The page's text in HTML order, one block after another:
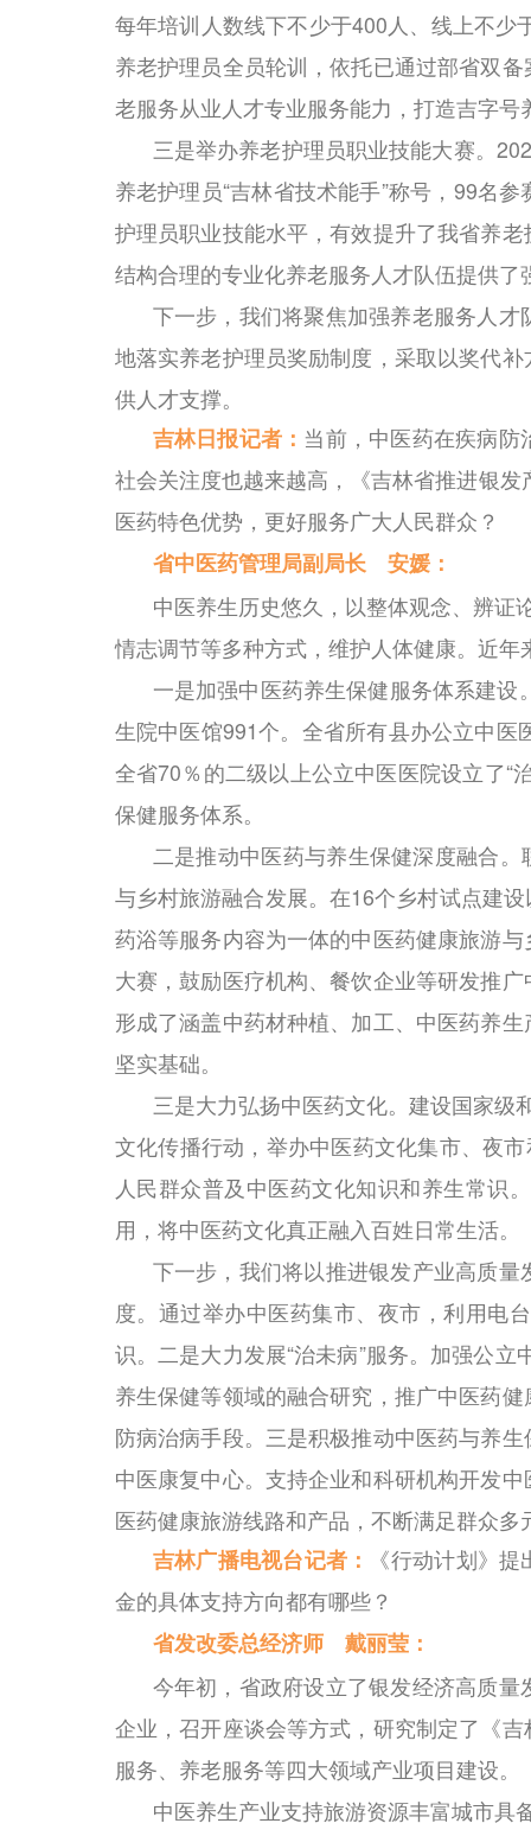
每年培训人数线下不少于400人、线上不
养老护理员全员轮训，依托已通过部省双
老服务从业人才专业服务能力，打造吉字号
三是举办养老护理员职业技能大赛。
养老护理员“吉林省技术能手”称号，99名
护理员职业技能水平，有效提升了我省养
结构合理的专业化养老服务人才队伍提供了
下一步，我们将聚焦加强养老服务人
地落实养老护理员奖励制度，采取以奖代
供人才支撑。
吉林日报记者： 当前，中医药在疾病防
社会关注度也越来越高，《吉林省推进银
医药特色优势，更好服务广大人民群众？
省中医药管理局副局长 安媛：
中医养生历史悠久，以整体观念、辨证
情志调节等多种方式，维护人体健康。近
一是加强中医药养生保健服务体系建
生院中医馆991个。全省所有县办公立中
全省70％的二级以上公立中医医院设立了“
保健服务体系。
二是推动中医药与养生保健深度融合
与乡村旅游融合发展。在16个乡村试点建
药浴等服务内容为一体的中医药健康旅游
大赛，鼓励医疗机构、餐饮企业等研发推
形成了涵盖中药材种植、加工、中医药养
坚实基础。
三是大力弘扬中医药文化。建设国家级
文化传播行动，举办中医药文化集市、夜
人民群众普及中医药文化知识和养生常识
用，将中医药文化真正融入百姓日常生活。
下一步，我们将以推进银发产业高质
度。通过举办中医药集市、夜市，利用电
识。二是大力发展“治未病”服务。加强公
养生保健等领域的融合研究，推广中医药
防病治病手段。三是积极推动中医药与养
中医康复中心。支持企业和科研机构开发
医药健康旅游线路和产品，不断满足群众
吉林广播电视台记者：
《行动计划》
金的具体支持方向都有哪些？
省发改委总经济师 戴丽莹：
今年初，省政府设立了银发经济高质
企业，召开座谈会等方式，研究制定了《
服务、养老服务等四大领域产业项目建设。
中医养生产业支持旅游资源丰富城市具